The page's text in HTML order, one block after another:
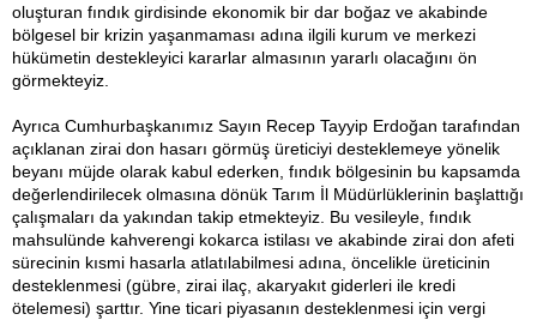
oluşturan fındık girdisinde ekonomik bir dar boğaz ve akabinde
bölgesel bir krizin yaşanmaması adına ilgili kurum ve merkezi
hükümetin destekleyici kararlar almasının yararlı olacağını ön
görmekteyiz.
Ayrıca Cumhurbaşkanımız Sayın Recep Tayyip Erdoğan tarafından
açıklanan zirai don hasarı görmüş üreticiyi desteklemeye yönelik
beyanı müjde olarak kabul ederken, fındık bölgesinin bu kapsamda
değerlendirilecek olmasına dönük Tarım İl Müdürlüklerinin başlattığı
çalışmaları da yakından takip etmekteyiz. Bu vesileyle, fındık
mahsulünde kahverengi kokarca istilası ve akabinde zirai don afeti
sürecinin kısmi hasarla atlatılabilmesi adına, öncelikle üreticinin
desteklenmesi (gübre, zirai ilaç, akaryakıt giderleri ile kredi
ötelemesi) şarttır. Yine ticari piyasanın desteklenmesi için vergi